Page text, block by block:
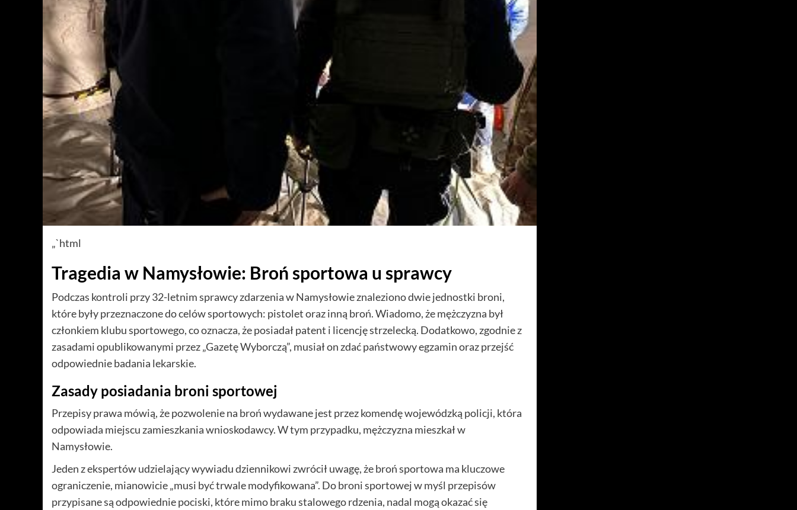
„`html
Tragedia w Namysłowie: Broń sportowa u sprawcy
Podczas kontroli przy 32-letnim sprawcy zdarzenia w Namysłowie znaleziono dwie jednostki broni,
które były przeznaczone do celów sportowych: pistolet oraz inną broń. Wiadomo, że mężczyzna był
członkiem klubu sportowego, co oznacza, że posiadał patent i licencję strzelecką. Dodatkowo, zgodnie z
zasadami opublikowanymi przez „Gazetę Wyborczą”, musiał on zdać państwowy egzamin oraz przejść
odpowiednie badania lekarskie.
Zasady posiadania broni sportowej
Przepisy prawa mówią, że pozwolenie na broń wydawane jest przez komendę wojewódzką policji, która
odpowiada miejscu zamieszkania wnioskodawcy. W tym przypadku, mężczyzna mieszkał w
Namysłowie.
Jeden z ekspertów udzielający wywiadu dziennikowi zwrócił uwagę, że broń sportowa ma kluczowe
ograniczenie, mianowicie „musi być trwale modyfikowana”. Do broni sportowej w myśl przepisów
przypisane są odpowiednie pociski, które mimo braku stalowego rdzenia, nadal mogą okazać się